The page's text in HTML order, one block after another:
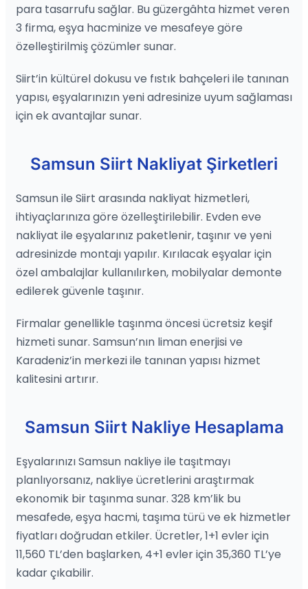
para tasarrufu sağlar. Bu güzergâhta hizmet veren
3 firma, eşya hacminize ve mesafeye göre
özelleştirilmiş çözümler sunar.
Siirt’in kültürel dokusu ve fıstık bahçeleri ile tanınan
yapısı, eşyalarınızın yeni adresinize uyum sağlaması
için ek avantajlar sunar.
Samsun Siirt Nakliyat Şirketleri
Samsun ile Siirt arasında nakliyat hizmetleri,
ihtiyaçlarınıza göre özelleştirilebilir. Evden eve
nakliyat ile eşyalarınız paketlenir, taşınır ve yeni
adresinizde montajı yapılır. Kırılacak eşyalar için
özel ambalajlar kullanılırken, mobilyalar demonte
edilerek güvenle taşınır.
Firmalar genellikle taşınma öncesi ücretsiz keşif
hizmeti sunar. Samsun’nın liman enerjisi ve
Karadeniz’in merkezi ile tanınan yapısı hizmet
kalitesini artırır.
Samsun Siirt Nakliye Hesaplama
Eşyalarınızı Samsun nakliye ile taşıtmayı
planlıyorsanız, nakliye ücretlerini araştırmak
ekonomik bir taşınma sunar. 328 km’lik bu
mesafede, eşya hacmi, taşıma türü ve ek hizmetler
fiyatları doğrudan etkiler. Ücretler, 1+1 evler için
11,560 TL’den başlarken, 4+1 evler için 35,360 TL’ye
kadar çıkabilir.